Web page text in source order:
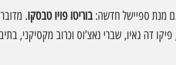
מנת ספיישל חדשה: בוריטו פויו טבסקו.
דה גאיו, שברי נאצ’וס וכרוב מקסיקני,